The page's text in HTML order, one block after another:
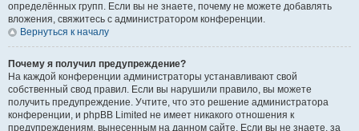
определённых групп. Если вы не знаете, почему не можете добавлять
вложения, свяжитесь с администратором конференции.
Вернуться к началу
Почему я получил предупреждение?
На каждой конференции администраторы устанавливают свой
собственный свод правил. Если вы нарушили правило, вы можете
получить предупреждение. Учтите, что это решение администратора
конференции, и phpBB Limited не имеет никакого отношения к
предупреждениям, вынесенным на данном сайте. Если вы не знаете, за